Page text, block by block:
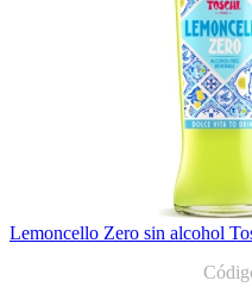
Lemoncello Zero sin alcohol